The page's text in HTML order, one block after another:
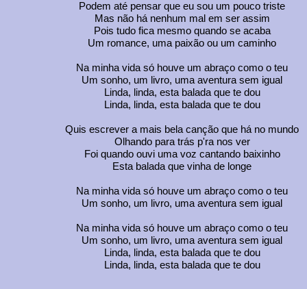
Podem até pensar que eu sou um pouco triste
Mas não há nenhum mal em ser assim
Pois tudo fica mesmo quando se acaba
Um romance, uma paixão ou um caminho
Na minha vida só houve um abraço como o teu
Um sonho, um livro, uma aventura sem igual
Linda, linda, esta balada que te dou
Linda, linda, esta balada que te dou
Quis escrever a mais bela canção que há no mundo
Olhando para trás p'ra nos ver
Foi quando ouvi uma voz cantando baixinho
Esta balada que vinha de longe
Na minha vida só houve um abraço como o teu
Um sonho, um livro, uma aventura sem igual
Na minha vida só houve um abraço como o teu
Um sonho, um livro, uma aventura sem igual
Linda, linda, esta balada que te dou
Linda, linda, esta balada que te dou